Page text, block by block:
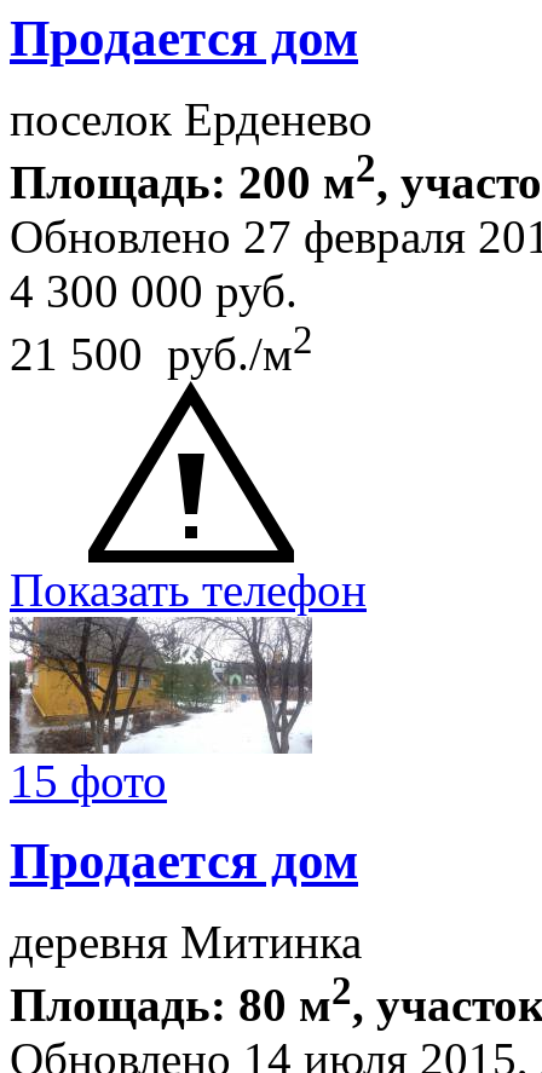
Продается дом
поселок Ерденево
Площадь: 200 м2,
Обновлено 27 февраля
4 300 000 руб.
21 500 руб./м2
Показать телефон
15 фото
Продается дом
деревня Митинка
Площадь: 80 м2,
Обновлено 14 июля 2015,